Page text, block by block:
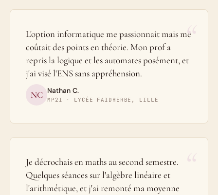
“
L'option informatique me passionnait mais me
coûtait des points en théorie. Mon prof a
repris la logique et les automates posément, et
j'ai visé l'ENS sans appréhension.
NC Nathan C.
MP2I · LYCÉE FAIDHERBE, LILLE
Je décrochais en maths au second semestre.
Quelques séances sur l'algèbre linéaire et
l'arithmétique, et j'ai remonté ma moyenne